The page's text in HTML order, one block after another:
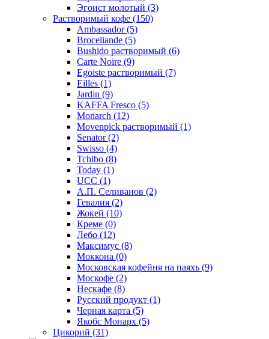
Эгоист молотый (3)
Растворимый кофе (150)
Ambassador(5)
Broceliande (5)
Bushido растворимый (6)
Carte Noire (9)
Egoiste растворимый (7)
Eilles (1)
Jardin (9)
KAFFA Fresco (5)
Monarch (12)
Movenpick растворимый (1)
Senator(2)
Swisso (4)
Tchibo (8)
Today (1)
UCC (1)
А.П. Селиванов (2)
Гевалия (2)
Жокей (10)
Креме (0)
Лебо (12)
Максимус (8)
Моккона (0)
Московская кофейня на паяхъ (9)
Москофе (2)
Нескафе (8)
Русский продукт (1)
Черная карта (5)
Якобс Монарх (5)
Цикорий (31)